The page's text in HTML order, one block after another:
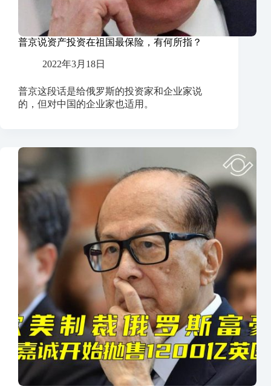
普京说资产投资在祖国最保险，有何所指？
2022年3月18日
普京这段话是给俄罗斯的投资家和企业家说
的，但对中国的企业家也适用。